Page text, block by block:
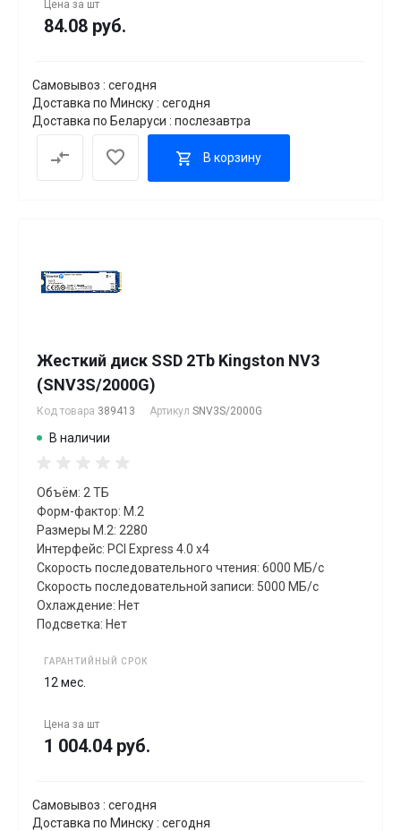
Цена за шт
84.08 руб.
Самовывоз : сегодня
Доставка по Минску : сегодня
Доставка по Беларуси : послезавтра
В корзину
Жесткий диск SSD 2Tb Kingston NV3
(SNV3S/2000G)
Код товара 389413 Артикул SNV3S/2000G
В наличии
Объём: 2 ТБ
Форм-фактор: M.2
Размеры M.2: 2280
Интерфейс: PCI Express 4.0 x4
Скорость последовательного чтения: 6000 МБ/с
Скорость последовательной записи: 5000 МБ/с
Охлаждение: Нет
Подсветка: Нет
ГАРАНТИЙНЫЙ СРОК
12 мес.
Цена за шт
1 004.04 руб.
Самовывоз : сегодня
Доставка по Минску : сегодня